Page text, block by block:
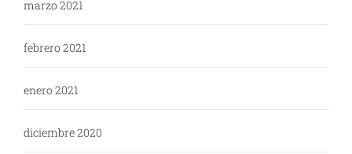
marzo 2021
febrero 2021
enero 2021
diciembre 2020